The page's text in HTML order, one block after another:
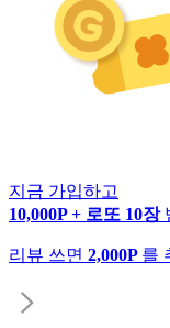
지금 가입하고
10,000P + 로또 10장
리뷰 쓰면 2,000P 를